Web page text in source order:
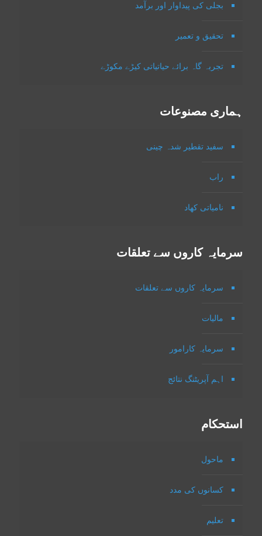
بجلی کی پیداوار اور برآمد
تحقیق و تعمیر
تجربہ گاہ برائے حیاتیاتی کیڑے مکوڑے
ہماری مصنوعات
سفید تقطیر شدہ چینی
راب
نامیاتی کھاد
سرمایہ کاروں سے تعلقات
سرمایہ کاروں سے تعلقات
مالیات
سرمایہ کارامور
اہم آپریٹنگ نتائج
استحکام
ماحول
کسانوں کی مدد
تعلیم